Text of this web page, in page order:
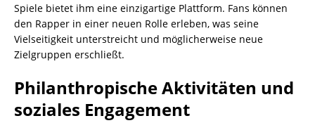
Spiele bietet ihm eine einzigartige Plattform. Fans können
den Rapper in einer neuen Rolle erleben, was seine
Vielseitigkeit unterstreicht und möglicherweise neue
Zielgruppen erschließt.
Philanthropische Aktivitäten und
soziales Engagement